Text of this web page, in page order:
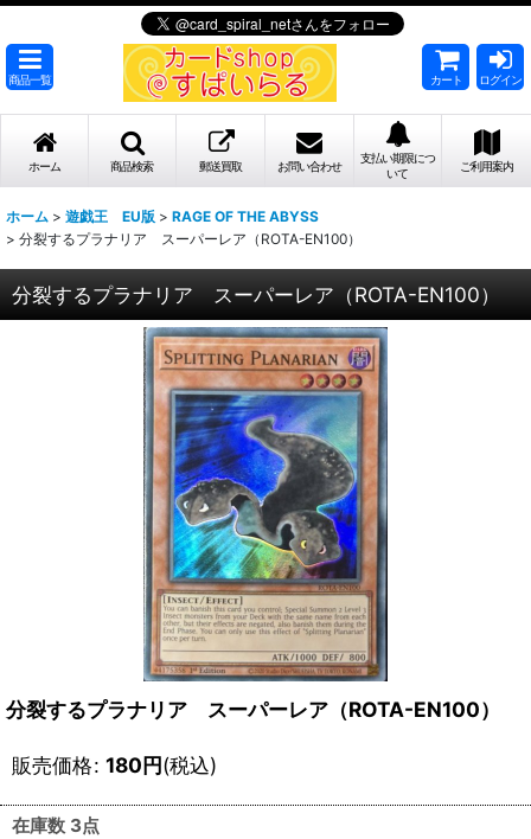
商品一覧 カート ログイン
ホーム 商品検索 郵送買取 お問い合わせ
支払い期限につ
いて
ご利用案内
ホーム > 遊戯王 EU版 > RAGE OF THE ABYSS
> 分裂するプラナリア スーパーレア（ROTA-EN100）
分裂するプラナリア スーパーレア（ROTA-EN100）
分裂するプラナリア スーパーレア（ROTA-EN100）
販売価格: 180円(税込)
在庫数 3点